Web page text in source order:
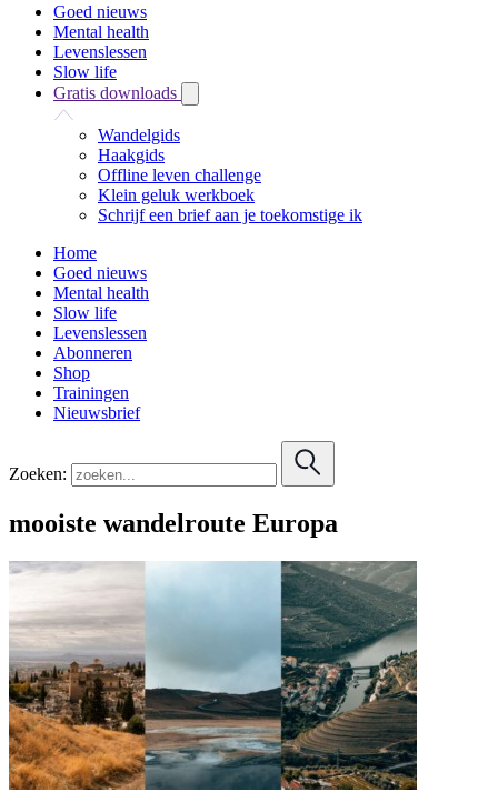
Goed nieuws
Mental health
Levenslessen
Slow life
Gratis downloads
Wandelgids
Haakgids
Offline leven challenge
Klein geluk werkboek
Schrijf een brief aan je toekomstige ik
Home
Goed nieuws
Mental health
Slow life
Levenslessen
Abonneren
Shop
Trainingen
Nieuwsbrief
Zoeken:
mooiste wandelroute Europa